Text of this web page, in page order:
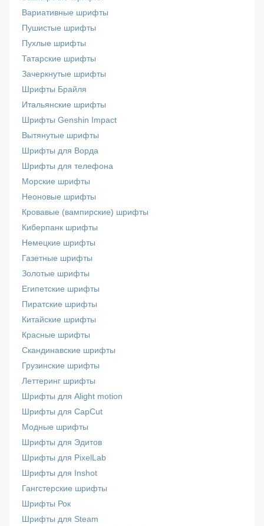
Вариативные шрифты
Пушистые шрифты
Пухлые шрифты
Татарские шрифты
Зачеркнутые шрифты
Шрифты Брайля
Итальянские шрифты
Шрифты Genshin Impact
Вытянутые шрифты
Шрифты для Ворда
Шрифты для телефона
Морские шрифты
Неоновые шрифты
Кровавые (вампирские) шрифты
Киберпанк шрифты
Немецкие шрифты
Газетные шрифты
Золотые шрифты
Египетские шрифты
Пиратские шрифты
Китайские шрифты
Красные шрифты
Скандинавские шрифты
Грузинские шрифты
Леттеринг шрифты
Шрифты для Alight motion
Шрифты для CapCut
Модные шрифты
Шрифты для Эдитов
Шрифты для PixelLab
Шрифты для Inshot
Гангстерские шрифты
Шрифты Рок
Шрифты для Steam